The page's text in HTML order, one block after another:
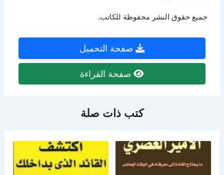
جميع حقوق النشر محفوظة للكاتب.
صفحة التحميل
صفحة القراءة
كتب ذات صلة